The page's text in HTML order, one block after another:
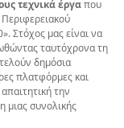
τεχνικά έργαπου
Στόχος μας είναι να
ταυτόχρονα τη
δημόσια
πλατφόρμες και
την
μιας συνολικής